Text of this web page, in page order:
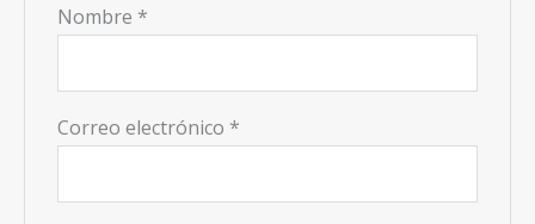
Nombre *
Correo electrónico *